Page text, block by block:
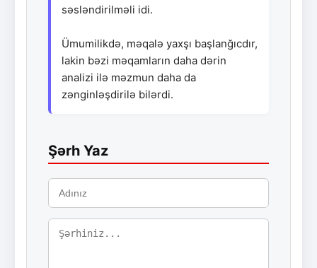
səsləndirilməli idi.
Ümumilikdə, məqalə yaxşı başlanğıcdır,
lakin bəzi məqamların daha dərin
analizi ilə məzmun daha da
zənginləşdirilə bilərdi.
Şərh Yaz